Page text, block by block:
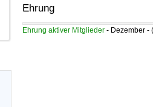
Ehrung
Ehrung aktiver Mitglieder - Dezember -